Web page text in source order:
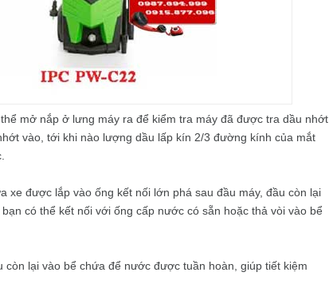
mở nắp ở lưng máy ra để kiểm tra máy đã được tra dầu nhớt
vào, tới khi nào lượng dầu lấp kín 2/3 đường kính của mắt
xe được lắp vào ống kết nối lớn phá sau đầu máy, đầu còn lại
có thể kết nối với ống cấp nước có sẵn hoặc thả vòi vào bể
còn lại vào bể chứa để nước được tuần hoàn, giúp tiết kiệm